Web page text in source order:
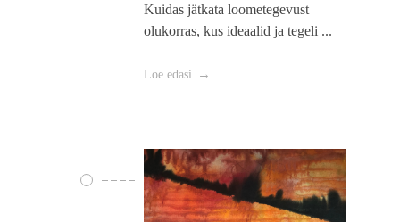
Kuidas jätkata loometegevust
olukorras, kus ideaalid ja tegeli ...
Loe edasi